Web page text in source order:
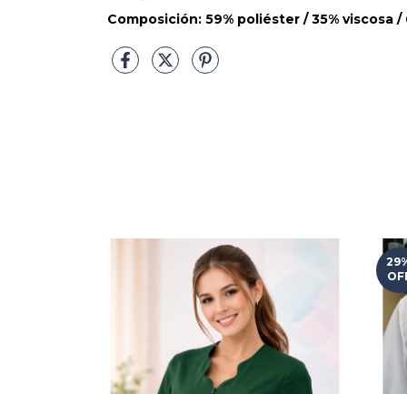
Composición: 59% poliéster / 35% viscosa
29